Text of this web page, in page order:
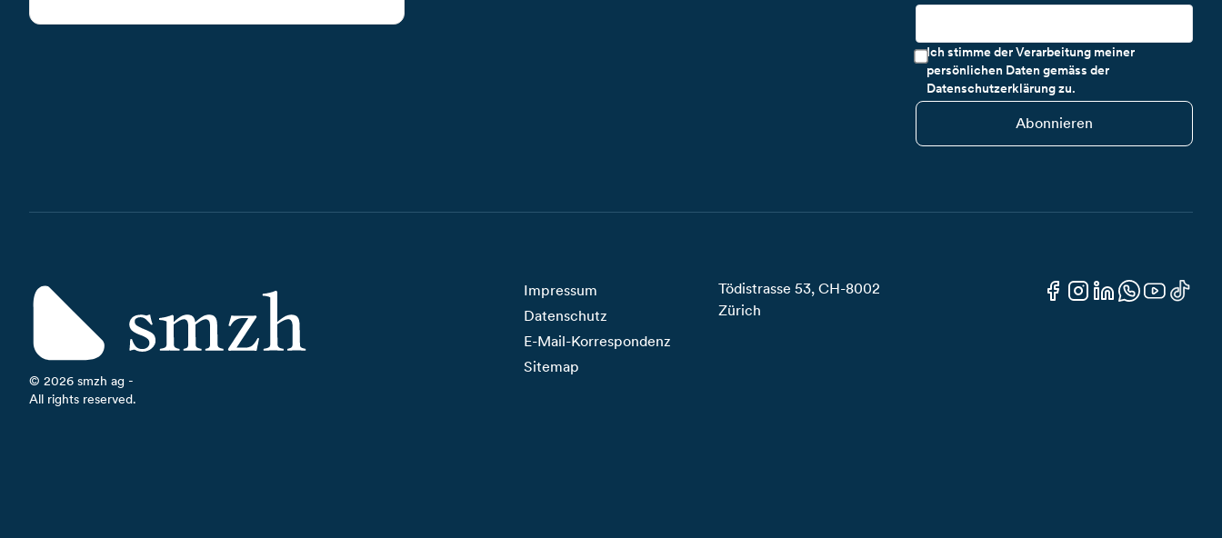
Ich stimme der Verarbeitung meiner
persönlichen Daten gemäss der
Datenschutzerklärung zu.
Abonnieren
© 2026 smzh ag -
All rights reserved.
Impressum
Datenschutz
E-Mail-Korrespondenz
Sitemap
Tödistrasse 53, CH-8002
Zürich